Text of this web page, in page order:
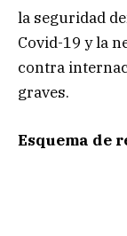
la seguridad
Covid-19 y la
contra
graves.
Esquema de